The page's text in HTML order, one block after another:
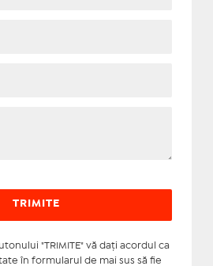
"TRIMITE" vă daţi acordul ca
în formularul de mai sus să fie